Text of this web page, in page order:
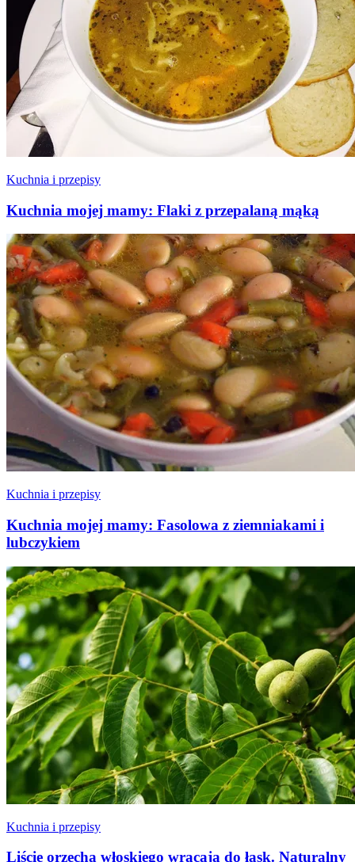
Kuchnia i przepisy
Kuchnia mojej mamy: Flaki z przepalaną mąką
Kuchnia i przepisy
Kuchnia mojej mamy: Fasolowa z ziemniakami i
lubczykiem
Kuchnia i przepisy
Liście orzecha włoskiego wracają do łask. Naturalny